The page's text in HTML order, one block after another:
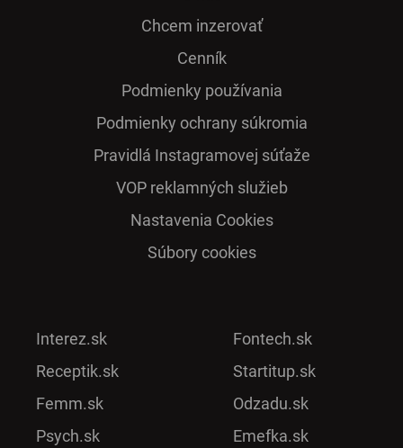
Chcem inzerovať
Cenník
Podmienky používania
Podmienky ochrany súkromia
Pra­vidlá Ins­ta­gra­mo­vej sú­ťaže
VOP reklamných služieb
Nastavenia Cookies
Súbory cookies
Interez.sk
Receptik.sk
Femm.sk
Psych.sk
Fontech.sk
Startitup.sk
Odzadu.sk
Emefka.sk